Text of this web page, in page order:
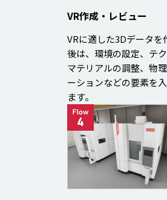
VR作成・レビュー
VRに適した3Dデータを
後は、環境の設定、テ
マテリアルの調整、物
ーションなどの要素を
ます。